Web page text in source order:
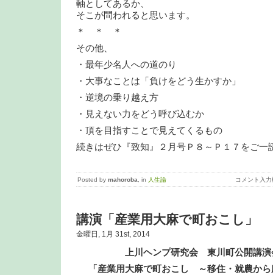
軸としてあるか、
そこが問われると思います。
＊ ＊ ＊
その他、
・最年少名人への道のり
・大事なことは「負けをどう生かすか」
・逆境の乗り越え方
・見えない力をどう呼び込むか
・頂を目指すことで見えてくるもの
続きはぜひ『致知』２月号Ｐ８～Ｐ１７をご一
Posted by mahoroba , in 人生論 コメント入力
講演「産業用大麻で町おこし」
金曜日, 1月 31st, 2014
上川ヘンプ研究会 東川町公開講
「産業用大麻で町おこし ～移住・就農か